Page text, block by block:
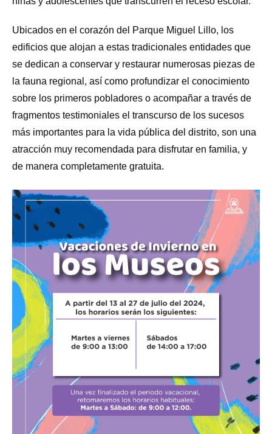
Ubicados en el corazón del Parque Miguel Lillo, los
edificios que alojan a estas tradicionales entidades que
se dedican a conservar y restaurar numerosas piezas de
la fauna regional, así como profundizar el conocimiento
sobre los primeros pobladores o acompañar a través de
fragmentos testimoniales el transcurso de los sucesos
más importantes para la vida pública del distrito, son una
atracción muy recomendada para disfrutar en familia, y
de manera completamente gratuita.